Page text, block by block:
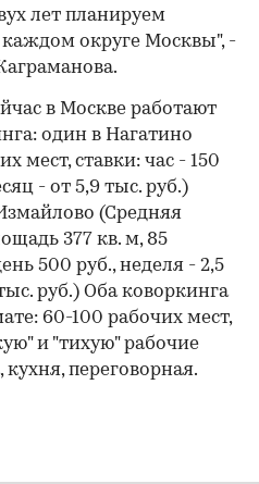
лет планируем
округе Москвы", -
в Москве работают
один в Нагатино
мест, ставки: час - 150
- от 5,9 тыс. руб.)
(Средняя
377 кв. м, 85
500 руб., неделя - 2,5
руб.) Оба коворкинга
60-100 рабочих мест,
и "тихую" рабочие
переговорная.